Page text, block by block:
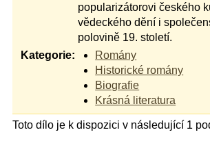
popularizátorovi českého
vědeckého dění i
polovině 19. století.
Kategorie:
Romány
Historické romány
Biografie
Krásná literatura
Toto dílo je k dispozici v následující 1